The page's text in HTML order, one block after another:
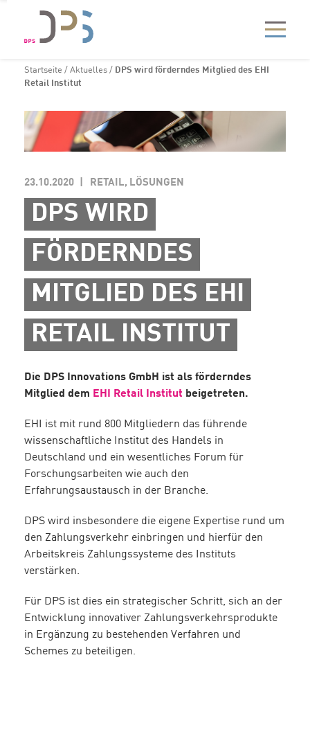
Startseite / Aktuelles / DPS wird förderndes Mitglied des EHI
Retail Institut
23.10.2020 RETAIL, LÖSUNGEN
DPS WIRD
FÖRDERNDES
MITGLIED DES EHI
RETAIL INSTITUT
Die DPS Innovations GmbH ist als förderndes
Mitglied dem EHI Retail Institut beigetreten.
EHI ist mit rund 800 Mitgliedern das führende
wissenschaftliche Institut des Handels in
Deutschland und ein wesentliches Forum für
Forschungsarbeiten wie auch den
Erfahrungsaustausch in der Branche.
DPS wird insbesondere die eigene Expertise rund um
den Zahlungsverkehr einbringen und hierfür den
Arbeitskreis Zahlungssysteme des Instituts
verstärken.
Für DPS ist dies ein strategischer Schritt, sich an der
Entwicklung innovativer Zahlungsverkehrsprodukte
in Ergänzung zu bestehenden Verfahren und
Schemes zu beteiligen.